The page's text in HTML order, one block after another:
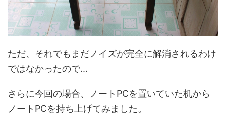
ただ、それでもまだノイズが完全に解消されるわけ
ではなかったので...
さらに今回の場合、ノートPCを置いていた机から
ノートPCを持ち上げてみました。